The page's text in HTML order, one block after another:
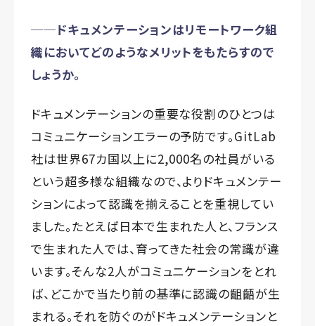
──ドキュメンテーションはリモートワーク組
織においてどのようなメリットをもたらすので
しょうか。
ドキュメンテーションの重要な役割のひとつは
コミュニケーションエラーの予防です。GitLab
社は世界67カ国以上に2,000名の社員がいる
という超多様な組織なので、よりドキュメンテー
ションによって認識を揃えることを重視してい
ました。たとえば日本で生まれた人と、フランス
で生まれた人では、育ってきた社会の常識が違
います。そんな2人がコミュニケーションをとれ
ば、どこかで当たり前の基準に認識の齟齬が生
まれる。それを防ぐのがドキュメンテーションと